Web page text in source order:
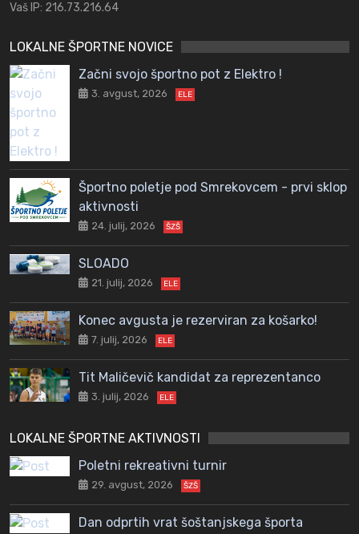
Vaš IP: 216.73.216.64
LOKALNE ŠPORTNE NOVICE
Začni svojo športno pot z Elektro !
3. avgust, 2026 ELE
Športno poletje pod Smrekovcem - prvi sklop
aktivnosti
24. julij, 2026 ŠZŠ
SLOADO
21. julij, 2026 ELE
Konec avgusta je rezerviran za košarko!
7. julij, 2026 ELE
Tit Maličevič kandidat za reprezentanco
3. julij, 2026 ELE
LOKALNE ŠPORTNE AKTIVNOSTI
Poletni rekreativni turnir
29. avgust, 2026 ŠZŠ
Dan odprtih vrat šoštanjskega športa